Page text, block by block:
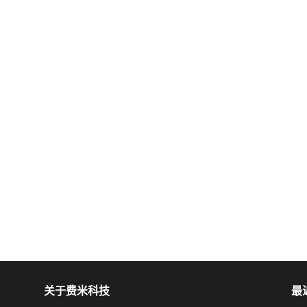
关于费米科技 最